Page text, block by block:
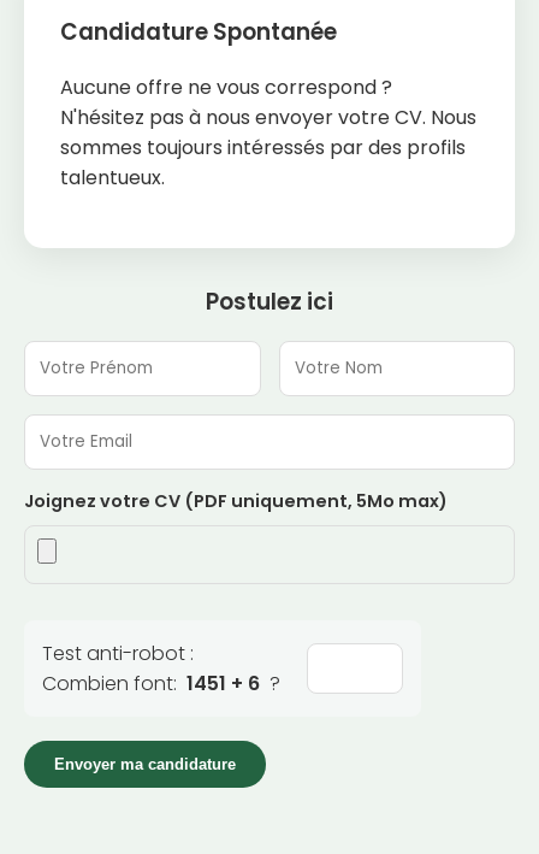
Candidature Spontanée
Aucune offre ne vous correspond ?
N'hésitez pas à nous envoyer votre CV. Nous
sommes toujours intéressés par des profils
talentueux.
Postulez ici
Joignez votre CV (PDF uniquement, 5Mo max)
Test anti-robot :
Combien font: 1451 + 6 ?
Envoyer ma candidature